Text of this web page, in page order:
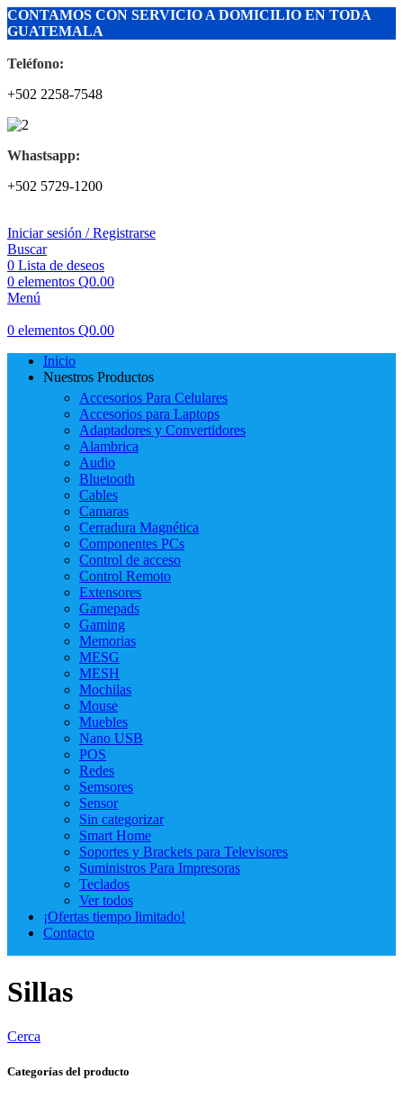
CONTAMOS CON SERVICIO A DOMICILIO EN TODA
GUATEMALA
Teléfono:
+502 2258-7548
Whastsapp:
+502 5729-1200
Iniciar sesión / Registrarse
Buscar
0 Lista de deseos
0 elementos Q0.00
Menú
0 elementos Q0.00
Inicio
Nuestros Productos
Accesorios Para Celulares
Accesorios para Laptops
Adaptadores y Convertidores
Alambrica
Audio
Bluetooth
Cables
Camaras
Cerradura Magnética
Componentes PCs
Control de acceso
Control Remoto
Extensores
Gamepads
Gaming
Memorias
MESG
MESH
Mochilas
Mouse
Muebles
Nano USB
POS
Redes
Semsores
Sensor
Sin categorizar
Smart Home
Soportes y Brackets para Televisores
Suministros Para Impresoras
Teclados
Ver todos
¡Ofertas tiempo limitado!
Contacto
Sillas
Cerca
Categorías del producto